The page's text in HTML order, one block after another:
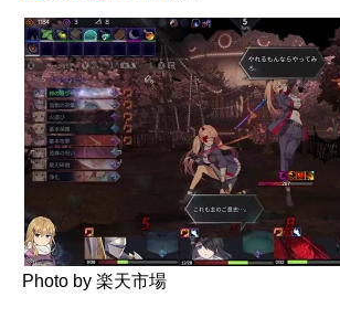
Photo by 楽天市場